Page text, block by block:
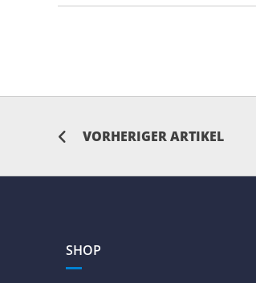
VORHERIGER ARTIKEL
SHOP